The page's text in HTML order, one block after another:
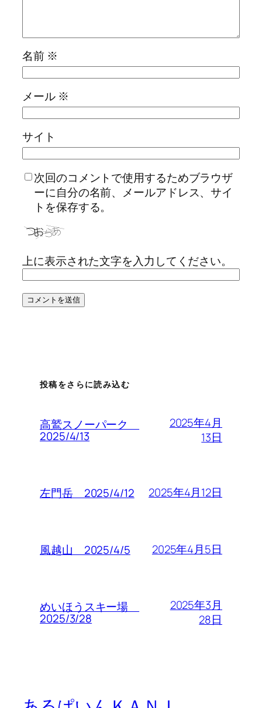
名前 ※
メール ※
サイト
次回のコメントで使用するためブラウザ
ーに自分の名前、メールアドレス、サイ
トを保存する。
上に表示された文字を入力してください。
投稿をさらに読み込む
高鷲スノーパーク
2025/4/13
2025年4月
13日
左門岳 2025/4/12 2025年4月12日
風越山 2025/4/5 2025年4月5日
めいほうスキー場
2025/3/28
2025年3月
28日